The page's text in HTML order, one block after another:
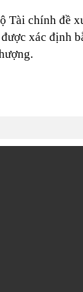
Tài chính đề
xác định